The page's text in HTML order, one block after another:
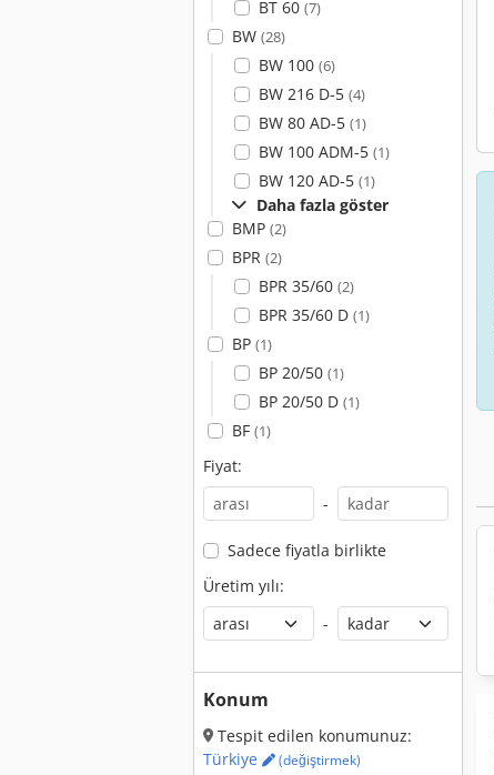
BT 60 (7)
BW (28)
BW 100 (6)
BW 216 D-5 (4)
BW 80 AD-5 (1)
BW 100 ADM-5 (1)
BW 120 AD-5 (1)
Daha fazla göster
BMP (2)
BPR (2)
BPR 35/60 (2)
BPR 35/60 D (1)
BP (1)
BP 20/50 (1)
BP 20/50 D (1)
BF (1)
Fiyat:
-
Sadece fiyatla birlikte
Üretim yılı:
-
Konum
Tespit edilen konumunuz:
Türkiye
(değiştirmek)